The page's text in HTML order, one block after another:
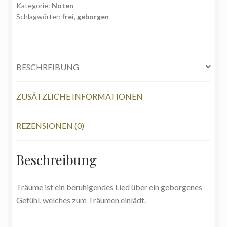
Menge
Kategorie: Noten
Schlagwörter: frei, geborgen
BESCHREIBUNG
ZUSÄTZLICHE INFORMATIONEN
REZENSIONEN (0)
Beschreibung
Träume ist ein beruhigendes Lied über ein geborgenes
Gefühl, welches zum Träumen einlädt.